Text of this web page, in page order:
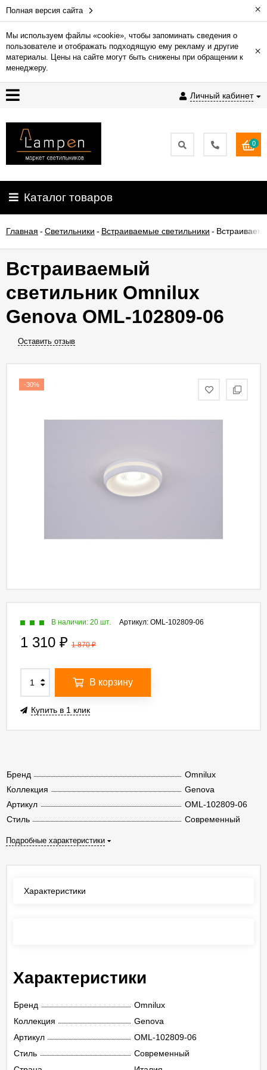
Полная версия сайта ×
Мы используем файлы «cookie», чтобы запоминать сведения о
пользователе и отображать подходящую ему рекламу и другие
материалы. Цены на сайте могут быть снижены при обращении к
менеджеру.
×
Личный кабинет
Гарантия
Доставка
и
Контакты
освещения
О
0
Каталог товаров
Главная - Светильники - Встраиваемые светильники -
Встраиваемый
светильник Omnilux
Genova OML-102809-06
Оставить отзыв
-30%
Бренд
Omnilux
Коллекция
Genova
Артикул
OML-102809-06
Стиль
Современный
Подробные характеристики
Артикул: OML-102809-06
В наличии: 20 шт.
1 310 ₽ 1 870₽
В корзину
Купить в 1 клик
Характеристики
Характеристики
Бренд
Omnilux
Коллекция
Genova
Артикул
OML-102809-06
Стиль
Современный